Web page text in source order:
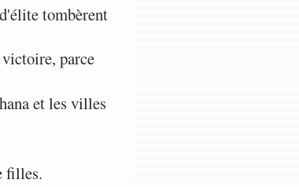
tombèrent
parce
et les villes
filles.